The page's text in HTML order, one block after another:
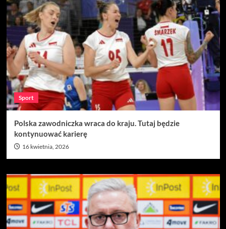
Sport
Polska zawodniczka wraca do kraju. Tutaj będzie
kontynuować karierę
16 kwietnia, 2026